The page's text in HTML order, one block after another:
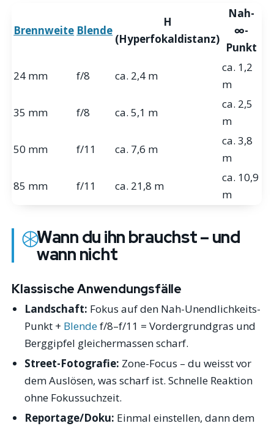
Brennweite Blende
H
(Hyperfokaldistanz)
Nah-
∞-
Punkt
24 mm
f/8 ca. 2,4 m
ca. 1,2
m
35 mm
f/8 ca. 5,1 m
ca. 2,5
m
50 mm
f/11 ca. 7,6 m
ca. 3,8
m
85 mm
f/11 ca. 21,8 m
ca. 10,9
m
Wann du ihn brauchst – und
wann nicht
Klassische Anwendungsfälle
Landschaft: Fokus auf den Nah-Unendlichkeits-
Punkt + Blendef/8–f/11 = Vordergrundgras und
Berggipfel gleichermassen scharf.
Street-Fotografie: Zone-Focus – du weisst vor
dem Auslösen, was scharf ist. Schnelle Reaktion
ohne Fokussuchzeit.
Reportage/Doku: Einmal einstellen, dann dem